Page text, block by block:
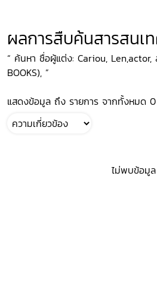
ผลการสืบค้นสารสนเ
“ ค้นหา ชื่อผู้แต่ง: Cariou,
BOOKS), ”
แสดงข้อมูล ถึง รายการ จากทั้งหมด 0
ไม่พบข้อมูล